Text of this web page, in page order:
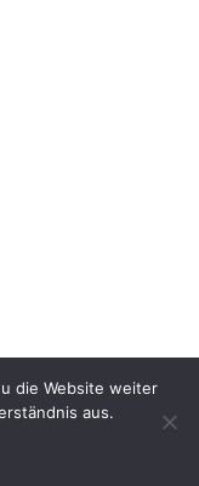
die Website weiter
aus.